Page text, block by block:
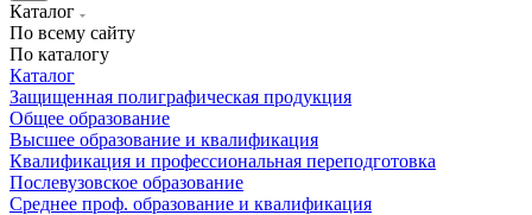
Каталог
По всему сайту
По каталогу
Каталог
Защищенная полиграфическая продукция
Общее образование
Высшее образование и квалификация
Квалификация и профессиональная переподготовка
Послевузовское образование
Среднее проф. образование и квалификация